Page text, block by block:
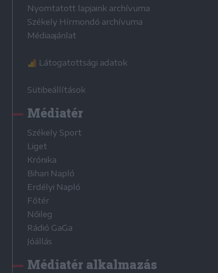
Nyomtatott lapjaink archívuma
Székely Hírmondó archívuma
Médiaajánlat
Látogatottsági adatok
Sütibeállítások
Médiatér
Székely Sport
Liget
Krónika
Bihari Napló
Erdélyi Napló
Főtér
Nőileg
Rádió GaGa
Jóállás
Médiatér alkalmazás